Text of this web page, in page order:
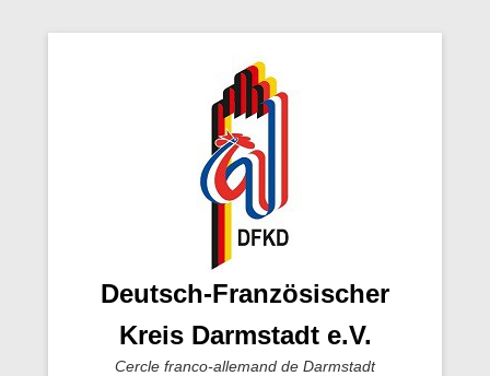
Deutsch-Französischer
Kreis Darmstadt e.V.
Cercle franco-allemand de Darmstadt